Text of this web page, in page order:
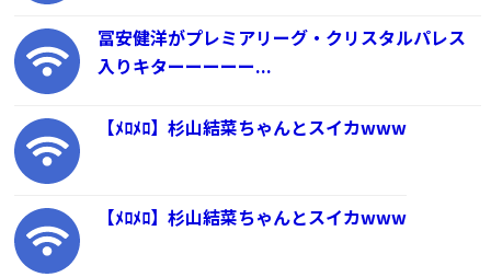
冨安健洋がプレミアリーグ・クリスタルパレス
入りキターーーーー...
【ﾒﾛﾒﾛ】杉山結菜ちゃんとスイカwww
【ﾒﾛﾒﾛ】杉山結菜ちゃんとスイカwww